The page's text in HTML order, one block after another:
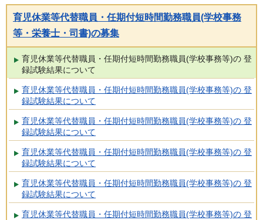
育児休業等代替職員・任期付短時間勤務職員(学校事務
等・栄養士・司書)の募集
育児休業等代替職員・任期付短時間勤務職員(学校事務等)の 登
録試験結果について
育児休業等代替職員・任期付短時間勤務職員(学校事務等)の 登
録試験結果について
育児休業等代替職員・任期付短時間勤務職員(学校事務等)の 登
録試験結果について
育児休業等代替職員・任期付短時間勤務職員(学校事務等)の 登
録試験結果について
育児休業等代替職員・任期付短時間勤務職員(学校事務等)の 登
録試験結果について
育児休業等代替職員・任期付短時間勤務職員(学校事務等)の 登